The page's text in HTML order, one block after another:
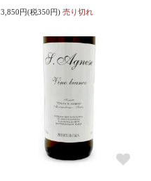
3,850円(税350円) 売り切れ